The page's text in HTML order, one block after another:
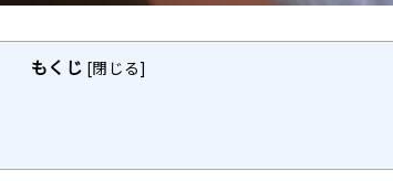
もくじ [閉じる]